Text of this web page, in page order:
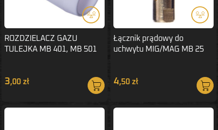
ROZDZIELACZ GAZU
TULEJKA MB 401, MB 501
3,00 zł
Łącznik prądowy do
uchwytu MIG/MAG MB 25
4,50 zł